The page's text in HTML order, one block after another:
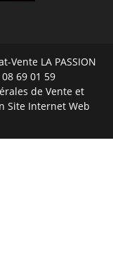
Vente LA PASSION
69 01 59
de Vente et
Site Internet Web